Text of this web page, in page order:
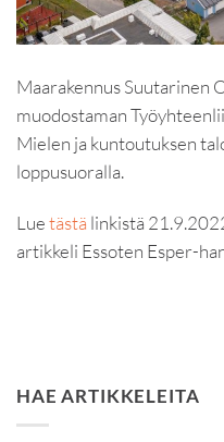
Maarakennus Suutarinen
muodostaman
Mielen ja kuntoutuksen
loppusuoralla.
Luetästä linkistä
artikkeli Essoten Esper-
HAE ARTIKKELEITA